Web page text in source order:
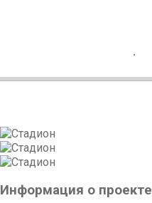
Контакты
Информация о проекте